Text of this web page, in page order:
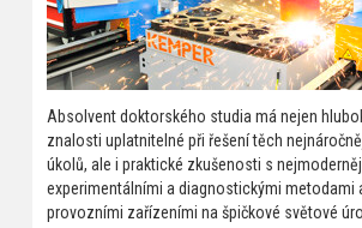
Absolvent doktorského studia má nejen
znalosti uplatnitelné při řešení těch
úkolů, ale i praktické zkušenosti s
experimentálními a diagnostickými metodami
provozními zařízeními na špičkové světové